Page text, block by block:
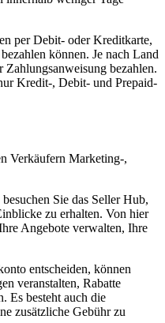
per Debit- oder Kreditkarte,
können. Je nach Land
bezahlen.
Kredit-, Debit- und Prepaid-
Verkäufern Marketing-,
Sie das Seller Hub,
zu erhalten. Von hier
Angebote verwalten, Ihre
entscheiden, können
veranstalten, Rabatte
Es besteht auch die
zusätzliche Gebühr zu